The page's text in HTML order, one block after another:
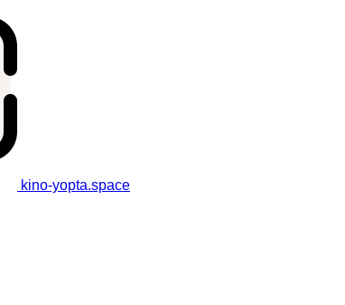
kino-yopta.space